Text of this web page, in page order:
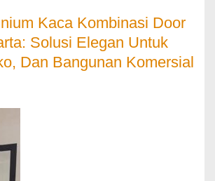
Kaca Kombinasi Door
Solusi Elegan Untuk
Dan Bangunan Komersial